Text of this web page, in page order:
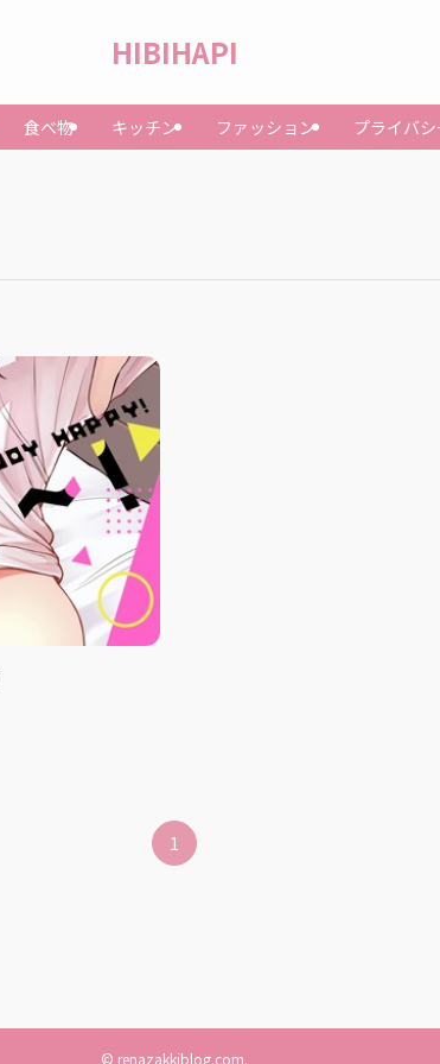
HIBIHAPI
食べ物 キッチン ファッション プライバ
1
© renazakkiblog.com.